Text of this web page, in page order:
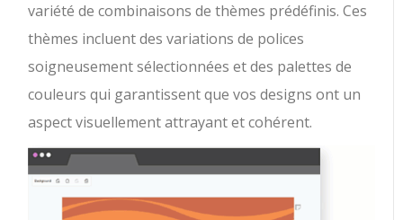
variété de combinaisons de thèmes prédéfinis. Ces
thèmes incluent des variations de polices
soigneusement sélectionnées et des palettes de
couleurs qui garantissent que vos designs ont un
aspect visuellement attrayant et cohérent.